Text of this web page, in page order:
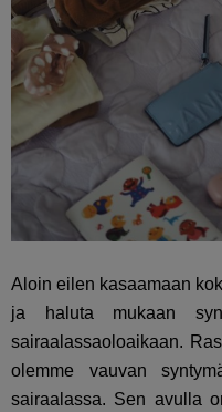
Aloin eilen kasaamaan
ja haluta mukaan
sairaalassaoloaikaan.
olemme vauvan
sairaalassa. Sen avulla